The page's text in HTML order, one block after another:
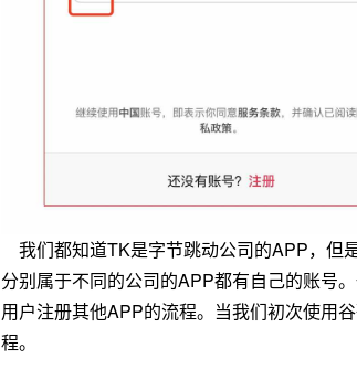
我们都知道TK是字节跳动公司的APP，但
分别属于不同的公司的APP都有自己的账号
用户注册其他APP的流程。当我们初次使用
程。